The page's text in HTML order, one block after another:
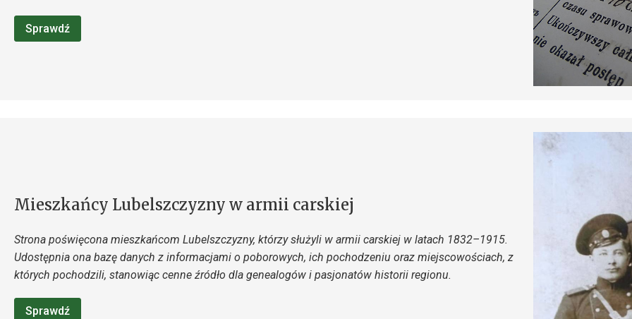
Sprawdź
Mieszkańcy Lubelszczyzny w armii carskiej
Strona poświęcona mieszkańcom Lubelszczyzny, którzy służyli w armii carskiej w latach 1832–1915.
Udostępnia ona bazę danych z informacjami o poborowych, ich pochodzeniu oraz miejscowościach, z
których pochodzili, stanowiąc cenne źródło dla genealogów i pasjonatów historii regionu.
Sprawdź